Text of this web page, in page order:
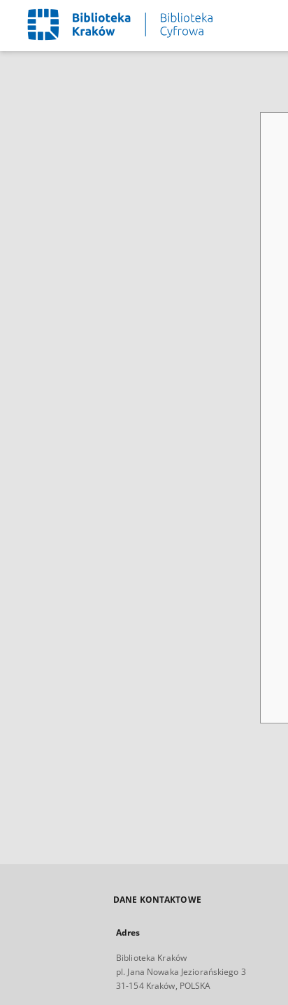
DANE KONTAKTOWE
Adres
Biblioteka Kraków
pl. Jana Nowaka Jeziorańskiego 3
31-154 Kraków, POLSKA